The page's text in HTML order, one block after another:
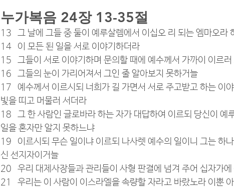
누가복음 24장 13-35절
13   그 날에 그들 중 둘이 예루살렘에서 이십오 리 되는 엠마오라
14   이 모든 된 일을 서로 이야기하더라
15   그들이 서로 이야기하며 문의할 때에 예수께서 가까이 이르
16   그들의 눈이 가리어져서 그인 줄 알아보지 못하거늘
17   예수께서 이르시되 너희가 길 가면서 서로 주고받고 하는 이
빛을 띠고 머물러 서더라
18   그 한 사람인 글로바라 하는 자가 대답하여 이르되 당신이 예
일을 혼자만 알지 못하느냐
19   이르시되 무슨 일이냐 이르되 나사렛 예수의 일이니 그는 하
신 선지자이거늘
20   우리 대제사장들과 관리들이 사형 판결에 넘겨 주어 십자가
21   우리는 이 사람이 이스라엘을 속량할 자라고 바랐노라 이뿐